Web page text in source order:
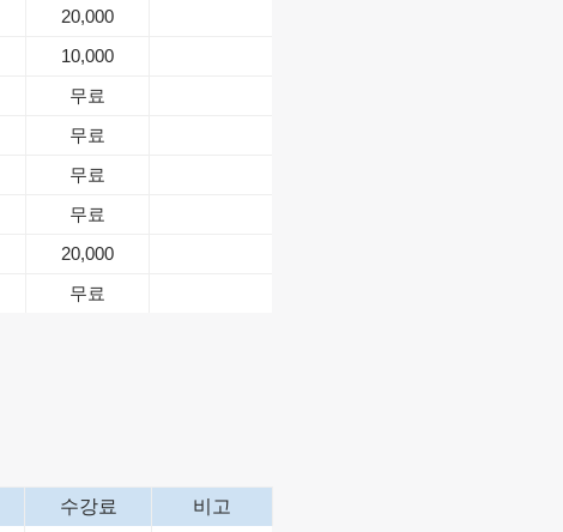
20,000
10,000
무료
무료
무료
무료
20,000
무료
수강료 비고